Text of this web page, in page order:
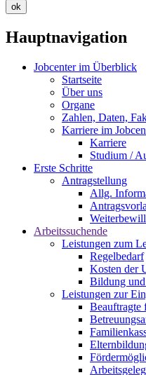
ok
Hauptnavigation
Jobcenter im Überblick
Startseite
Über uns
Organe
Zahlen, Daten,
Karriere im
Karriere
Studium /
Erste Schritte
Antragstellung
Allg.
Arbeitssuchende
Leistungen zum
Regelbedarf
Kosten der
Bildung
Leistungen zur
Beauftragte